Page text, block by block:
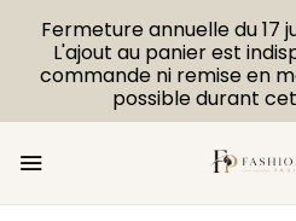
Fermeture annuelle du 17
L'ajout au panier est
commande ni remise en
possible durant